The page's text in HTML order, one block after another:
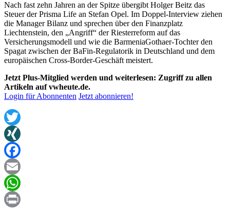
Nach fast zehn Jahren an der Spitze übergibt Holger Beitz das
Steuer der Prisma Life an Stefan Opel. Im Doppel-Interview ziehen
die Manager Bilanz und sprechen über den Finanzplatz
Liechtenstein, den „Angriff“ der Riesterreform auf das
Versicherungsmodell und wie die BarmeniaGothaer-Tochter den
Spagat zwischen der BaFin-Regulatorik in Deutschland und dem
europäischen Cross-Border-Geschäft meistert.
Jetzt Plus-Mitglied werden und weiterlesen: Zugriff zu allen
Artikeln auf vwheute.de.
Login für Abonnenten Jetzt abonnieren!
Twitter
XING
Facebook
Email
WhatsApp